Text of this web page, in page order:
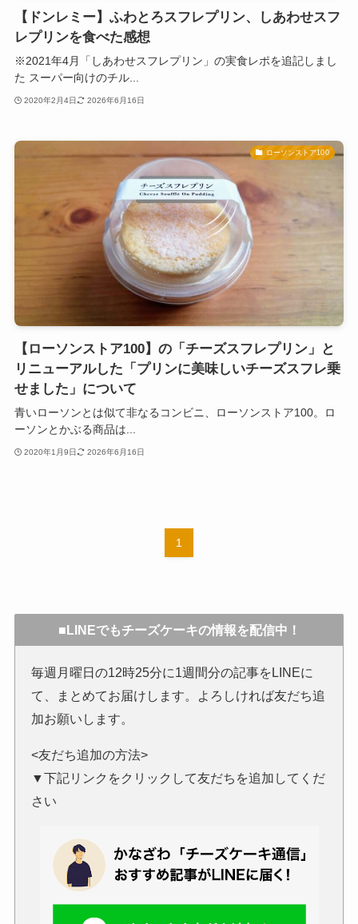
【ドンレミー】ふわとろスフレプリン、しあわせスフ
レプリンを食べた感想
※2021年4月「しあわせスフレプリン」の実食レポを追記しまし
た スーパー向けのチル...
2020年2月4日 2026年6月16日
ローソンストア100
【ローソンストア100】の「チーズスフレプリン」と
リニューアルした「プリンに美味しいチーズスフレ乗
せました」について
青いローソンとは似て非なるコンビニ、ローソンストア100。ロ
ーソンとかぶる商品は...
2020年1月9日 2026年6月16日
1
■LINEでもチーズケーキの情報を配信中！
毎週月曜日の12時25分に1週間分の記事をLINEに
て、まとめてお届けします。よろしければ友だち追
加お願いします。
<友だち追加の方法>
▼下記リンクをクリックして友だちを追加してくだ
さい